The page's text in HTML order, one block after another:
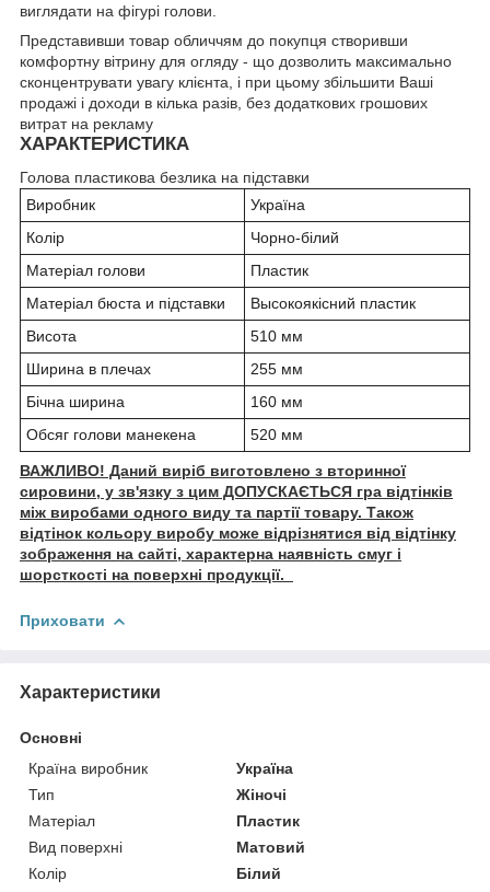
виглядати на фігурі голови.
Представивши товар обличчям до покупця створивши
комфортну вітрину для огляду - що дозволить максимально
сконцентрувати увагу клієнта, і при цьому збільшити Ваші
продажі і доходи в кілька разів, без додаткових грошових
витрат на рекламу
ХАРАКТЕРИСТИКА
Голова пластикова безлика на підставки
Виробник
Україна
Колір
Чорно-білий
Матеріал голови
Пластик
Матеріал бюста и підставки
Высокоякісний пластик
Висота
510 мм
Ширина в плечах
255 мм
Бічна ширина
160 мм
Обсяг голови манекена
520 мм
ВАЖЛИВО! Даний виріб виготовлено з вторинної
сировини, у зв'язку з цим ДОПУСКАЄТЬСЯ гра відтінків
між виробами одного виду та партії товару. Також
відтінок кольору виробу може відрізнятися від відтінку
зображення на сайті, характерна наявність смуг і
шорсткості на поверхні продукції.
Приховати
Характеристики
Основні
Країна виробник
Україна
Тип
Жіночі
Матеріал
Пластик
Вид поверхні
Матовий
Колір
Білий